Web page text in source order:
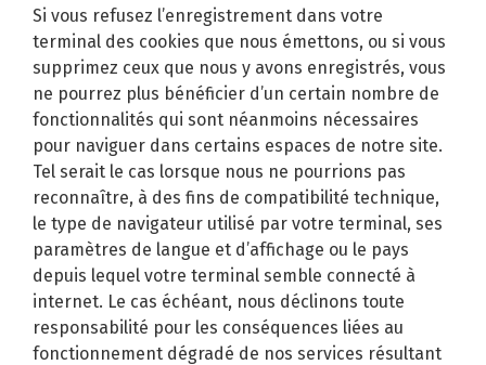
Si vous refusez l’enregistrement dans votre
terminal des cookies que nous émettons, ou si vous
supprimez ceux que nous y avons enregistrés, vous
ne pourrez plus bénéficier d’un certain nombre de
fonctionnalités qui sont néanmoins nécessaires
pour naviguer dans certains espaces de notre site.
Tel serait le cas lorsque nous ne pourrions pas
reconnaître, à des fins de compatibilité technique,
le type de navigateur utilisé par votre terminal, ses
paramètres de langue et d’affichage ou le pays
depuis lequel votre terminal semble connecté à
internet. Le cas échéant, nous déclinons toute
responsabilité pour les conséquences liées au
fonctionnement dégradé de nos services résultant